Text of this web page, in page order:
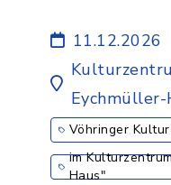
3.ABO
11.12.2026
Eychmüller-
Vöhringer
im
Haus"